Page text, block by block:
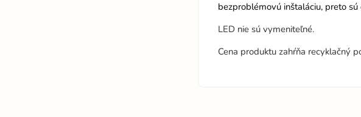
bezproblémovú inštaláciu, preto
LED nie sú vymeniteľné.
Cena produktu zahŕňa recyklačný